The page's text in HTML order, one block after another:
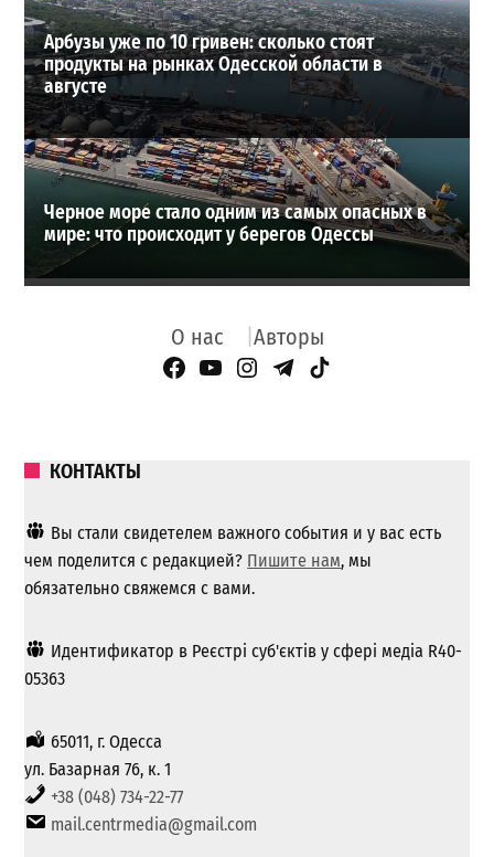
Арбузы уже по 10 гривен: сколько стоят
продукты на рынках Одесской области в
августе
Черное море стало одним из самых опасных в
мире: что происходит у берегов Одессы
О нас Авторы
Facebook Page
YouTube
Instagram
Telegram
TikTok
КОНТАКТЫ
Вы стали свидетелем важного события и у вас есть
чем поделится с редакцией? Пишите нам, мы
обязательно свяжемся с вами.
Идентификатор в Реєстрі суб'єктів у сфері медіа R40-
05363
65011, г. Одесса
ул. Базарная 76, к. 1
+38 (048) 734-22-77
mail.centrmedia@gmail.com